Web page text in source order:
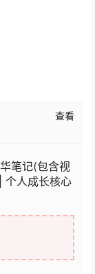
查看
笔记(包含视
个人成长核心